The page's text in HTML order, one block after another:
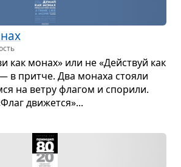
как монах» или не «Действуй как
в притче. Два монаха сто­яли
на ветру фла­гом и спо­рили.
дви­жется»...